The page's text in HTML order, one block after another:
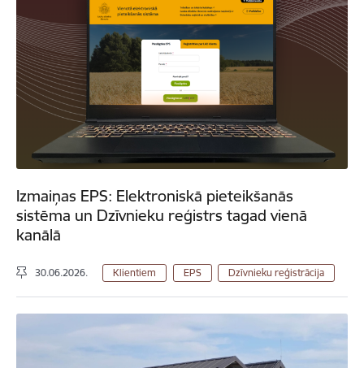
Izmaiņas EPS: Elektroniskā pieteikšanās
sistēma un Dzīvnieku reģistrs tagad vienā
kanālā
30.06.2026. Klientiem EPS Dzīvnieku reģistrācija